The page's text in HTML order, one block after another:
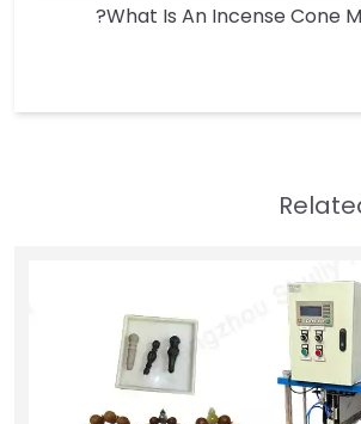
What Is An Incense Cone